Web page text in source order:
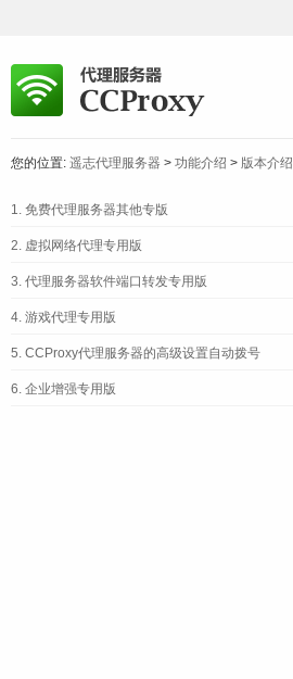
您的位置: 遥志代理服务器 > 功能介绍 > 版本介绍
1. 免费代理服务器其他专版
2. 虚拟网络代理专用版
3. 代理服务器软件端口转发专用版
4. 游戏代理专用版
5. CCProxy代理服务器的高级设置自动拨号
6. 企业增强专用版